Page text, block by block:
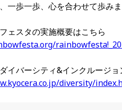
一歩一歩、心を合わせて歩み
ェスタの実施概要はこちら
イバーシティ&インクルージ
diversity/